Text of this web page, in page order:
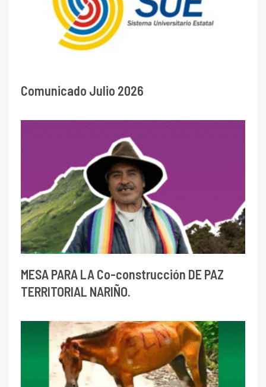
Comunicado Julio 2026
MESA PARA LA Co-construcción DE PAZ
TERRITORIAL NARIÑO.